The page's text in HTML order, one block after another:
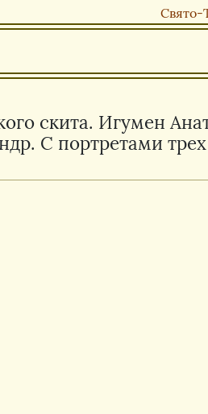
Свято-
скита. Игумен
С портретами